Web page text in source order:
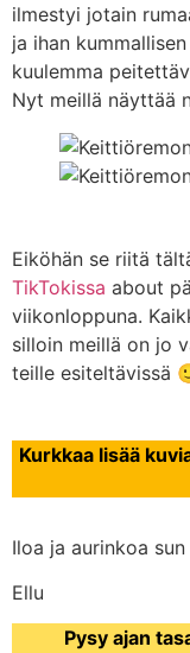
ilmestyi jotain
ja ihan
kuulemma
Nyt meillä näyttää
Eiköhän se riitä
TikTokissa about
viikonloppuna.
silloin meillä on jo
teille esiteltävissä
Kurkkaa lisää
Iloa ja aurinkoa
Ellu
Pysy ajan